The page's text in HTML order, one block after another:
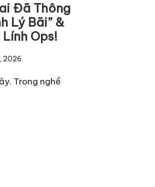
Đã Thông
Lý Bãi” &
Ops!
2026
Trong nghề